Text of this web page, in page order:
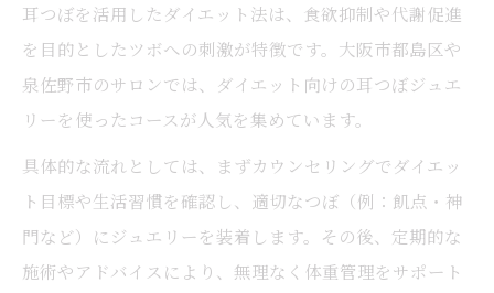
法
地元女性に選ばれる耳つぼ活用の秘訣
ム
耳つぼで自律神経を整える安全な施術法
耳つぼを活用したダイエット法は、食欲抑制や代謝促進
を目的としたツボへの刺激が特徴です。大阪市都島区や
泉佐野市のサロンでは、ダイエット向けの耳つぼジュエ
リーを使ったコースが人気を集めています。
具体的な流れとしては、まずカウンセリングでダイエッ
ト目標や生活習慣を確認し、適切なつぼ（例：飢点・神
門など）にジュエリーを装着します。その後、定期的な
施術やアドバイスにより、無理なく体重管理をサポート